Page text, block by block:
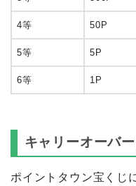
4等 50P
5等 5P
6等 1P
キャリーオーバ
ポイントタウン宝くじ